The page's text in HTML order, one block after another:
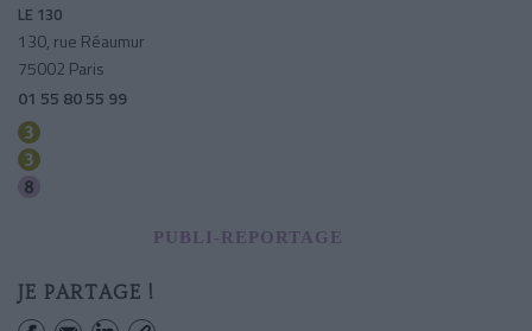
LE 130
130, rue Réaumur
75002 Paris
01 55 80 55 99
PUBLI-REPORTAGE
JE PARTAGE !